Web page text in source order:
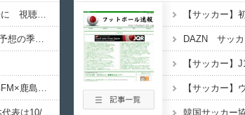
◆朗報◆DAZN サッカーW杯で加入者数5倍に 視聴者数は6700万人 総視聴数も4億超え
◆Jリーグ◆nikkan記者26/27Ｊ１リーグ順位予想の季節がヤッてまいりました！本命神戸・対抗鹿島・穴町田・4-5番手争いに広島浦和？？？????
◆朗報◆26/27Ｊ１開幕戦 G大阪×浦和も横浜FM×鹿島に続きチケット完売！
◆日本代表◆キリンカップ参加国決定！ 日本代表は10/1 エクアドル10/5 パナマかニュージーランドと対戦